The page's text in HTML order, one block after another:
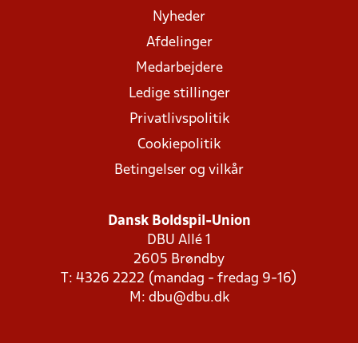
Nyheder
Afdelinger
Medarbejdere
Ledige stillinger
Privatlivspolitik
Cookiepolitik
Betingelser og vilkår
Dansk Boldspil-Union
DBU Allé 1
2605 Brøndby
T: 4326 2222 (mandag - fredag 9-16)
M: dbu@dbu.dk